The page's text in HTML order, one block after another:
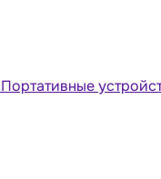
Портативные